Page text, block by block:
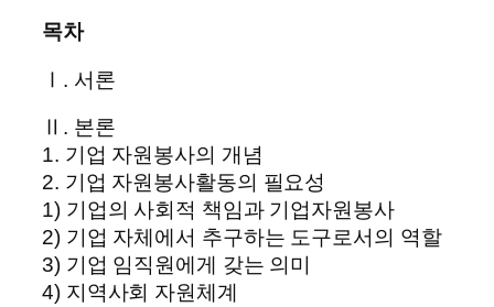
목차
Ⅰ. 서론
Ⅱ. 본론
1. 기업 자원봉사의 개념
2. 기업 자원봉사활동의 필요성
1) 기업의 사회적 책임과 기업자원봉사
2) 기업 자체에서 추구하는 도구로서의 역할
3) 기업 임직원에게 갖는 의미
4) 지역사회 자원체계